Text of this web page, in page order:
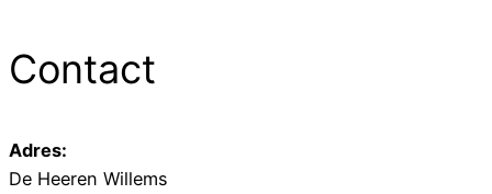
Contact
Adres:
De Heeren Willems